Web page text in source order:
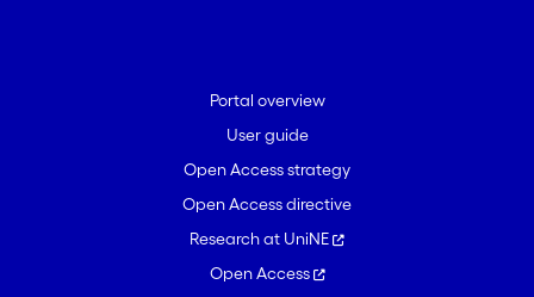
Portal overview
User guide
Open Access strategy
Open Access directive
Research at UniNE
Open Access